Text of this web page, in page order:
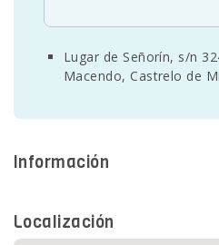
Lugar de Señorín, s/n
Macendo, Castrelo de
Información
Localización